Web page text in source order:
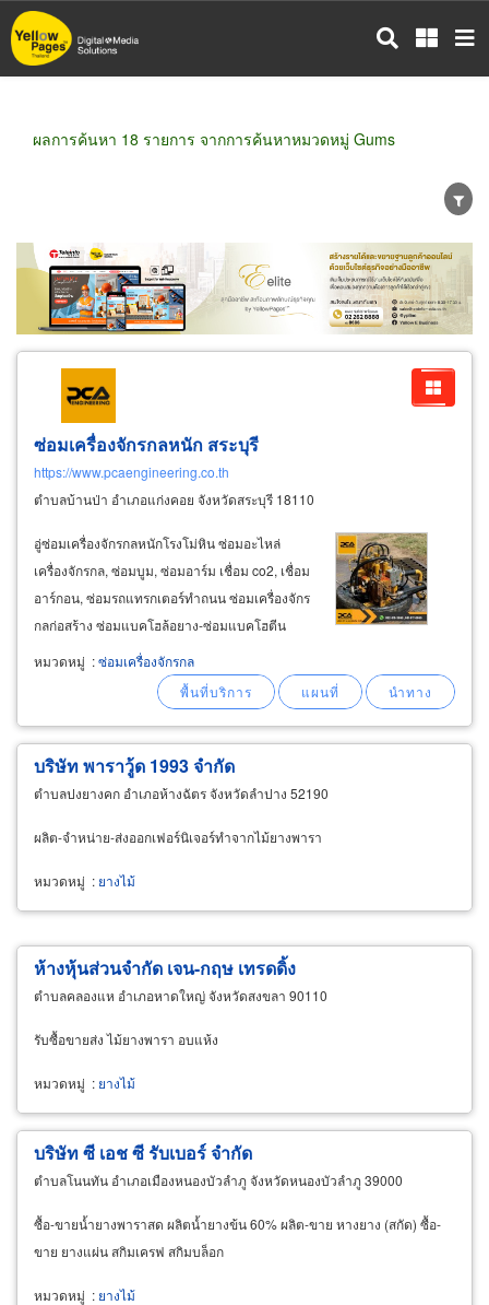
ข้าม
ไป
ผลการค้นหา 18 รายการ จากการค้นหาหมวดหมู่ Gums
ขายส่ง ขายปลีก ผู้ผลิต
ตัวแทนจัดจำหน่าย
ผู้ส่งออก/นำเข้า
ธุรกิจบริการ
ซ่อมเครื่องจักรกลหนัก สระบุรี
https://www.pcaengineering.co.th
ตำบลบ้านป่า อำเภอแก่งคอย จังหวัดสระบุรี 18110
อู่ซ่อมเครื่องจักรกลหนักโรงโม่หิน ซ่อมอะไหล่
เครื่องจักรกล, ซ่อมบูม, ซ่อมอาร์ม เชื่อม co2, เชื่อม
อาร์กอน, ซ่อมรถแทรกเตอร์ทำถนน ซ่อมเครื่องจักร
กลก่อสร้าง ซ่อมแบคโฮล้อยาง-ซ่อมแบคโฮตีน
ตะขาบ สระบุรี ช่างซ่อมรถแทรกเตอร์, แก้ปัญหา
เครื่องจักรกลหนักชำรุดเสียหายจากการใช้งานและ
หมวดหมู่ :ซ่อมเครื่องจักรกล
บริษัท พาราวู้ด 1993 จำกัด
ตำบลปงยางคก อำเภอห้างฉัตร จังหวัดลำปาง 52190
ผลิต-จำหน่าย-ส่งออกเฟอร์นิเจอร์ทำจากไม้ยางพารา
หมวดหมู่ : ยางไม้
ห้างหุ้นส่วนจำกัด เจน-กฤษ เทรดดิ้ง
ตำบลคลองแห อำเภอหาดใหญ่ จังหวัดสงขลา 90110
รับซื้อขายส่ง ไม้ยางพารา อบแห้ง
หมวดหมู่ : ยางไม้
บริษัท ซี เอช ซี รับเบอร์ จำกัด
ตำบลโนนทัน อำเภอเมืองหนองบัวลำภู จังหวัดหนองบัวลำภู 39000
ซื้อ-ขายน้ำยางพาราสด ผลิตน้ำยางข้น 60% ผลิต-ขาย หางยาง (สกัด) ซื้อ-
ขาย ยางแผ่น สกิมเครฟ สกิมบล็อก
หมวดหมู่ : ยางไม้